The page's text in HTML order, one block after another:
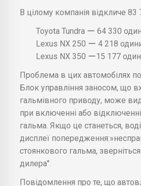
В цілому компанія відкличе 83
Toyota Tundra ー 64 330
Lexus NX 250 ー 4 218
Lexus NX 350 ー15 177
Проблема в цих автомобілях
Блок управління заносом, що
гальмівного приводу, може
при включенні або
гальма. Якщо це станеться,
дисплеї
стоянкового гальма,
дилера".
Повідомлення про те, що